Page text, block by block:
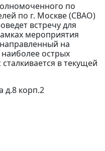
по
по г. Москве (СВАО)
встречу для
мероприятия
на
острых
в текущей
д.8 корп.2